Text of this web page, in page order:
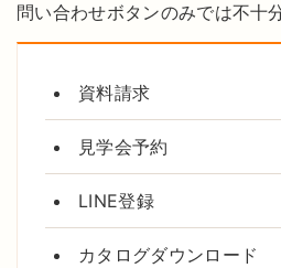
問い合わせボタンのみでは不十分
資料請求
見学会予約
LINE登録
カタログダウンロード